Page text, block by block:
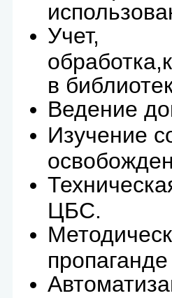
Учет,
в
Ведение
Изучение
ЦБС.